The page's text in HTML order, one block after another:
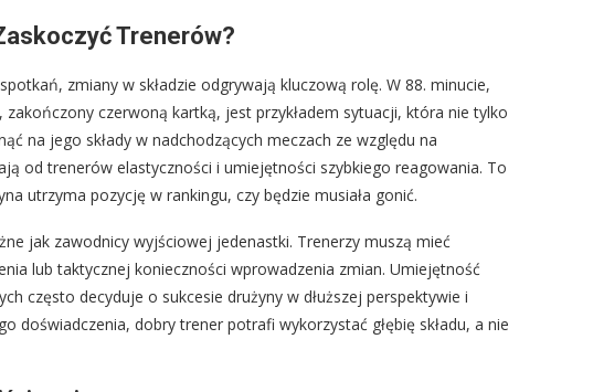
Trenerów?
zmiany w składzie odgrywają kluczową rolę. W 88. minucie,
czerwoną kartką, jest przykładem sytuacji, która nie tylko
na jego składy w nadchodzących meczach ze względu na
od trenerów elastyczności i umiejętności szybkiego reagowania. To
utrzyma pozycję w rankingu, czy będzie musiała gonić.
jak zawodnicy wyjściowej jedenastki. Trenerzy muszą mieć
lub taktycznej konieczności wprowadzenia zmian. Umiejętność
często decyduje o sukcesie drużyny w dłuższej perspektywie i
doświadczenia, dobry trener potrafi wykorzystać głębię składu, a nie